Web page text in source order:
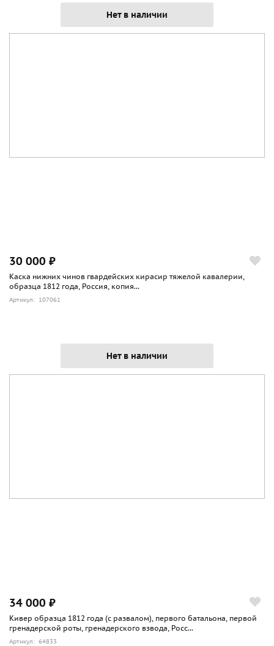
Нет в наличии
30 000 ₽
Каска нижних чинов гвардейских кирасир тяжелой кавалерии,
образца 1812 года, Россия, копия...
Артикул: 107061
Нет в наличии
34 000 ₽
Кивер образца 1812 года (с развалом), первого батальона, первой
гренадерской роты, гренадерского взвода, Росс...
Артикул: 64833